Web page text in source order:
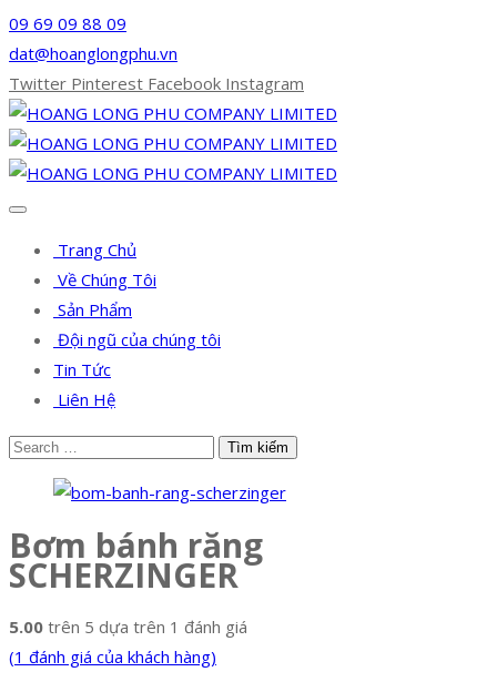
09 69 09 88 09
dat@hoanglongphu.vn
Twitter Pinterest Facebook Instagram
Trang Chủ
Về Chúng Tôi
Sản Phẩm
Đội ngũ của chúng tôi
Tin Tức
Liên Hệ
Bơm bánh răng
SCHERZINGER
5.00 trên 5 dựa trên 1 đánh giá
(1 đánh giá của khách hàng)